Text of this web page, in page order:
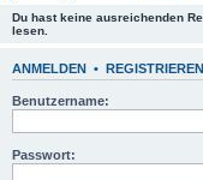
Du hast keine ausreichenden
lesen.
ANMELDEN • REGISTRIEREN
Benutzername:
Passwort: